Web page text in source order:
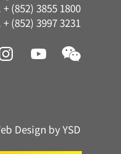
+ (852) 3855 1800
+ (852) 3997 3231
Design by YSD